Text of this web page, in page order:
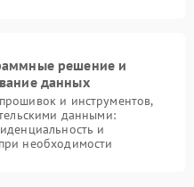
решение и
данных
и инструментов,
данными:
и
необходимости